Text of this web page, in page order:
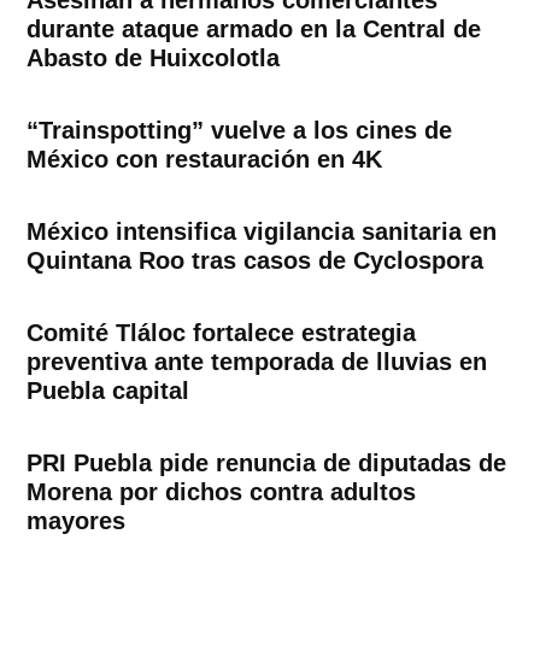
durante ataque armado en la Central de
Abasto de Huixcolotla
“Trainspotting” vuelve a los cines de
México con restauración en 4K
México intensifica vigilancia sanitaria en
Quintana Roo tras casos de Cyclospora
Comité Tláloc fortalece estrategia
preventiva ante temporada de lluvias en
Puebla capital
PRI Puebla pide renuncia de diputadas de
Morena por dichos contra adultos
mayores